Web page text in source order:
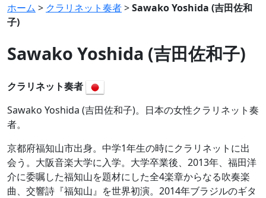
ホーム > クラリネット奏者>Sawako Yoshida (吉田佐和
子)
Sawako Yoshida (吉田佐和子)
クラリネット奏者
Sawako Yoshida (吉田佐和子)。日本の女性クラリネット奏
者。
京都府福知山市出身。中学1年生の時にクラリネットに出
会う。大阪音楽大学に入学。大学卒業後、2013年、福田洋
介に委嘱した福知山を題材にした全4楽章からなる吹奏楽
曲、交響詩『福知山』を世界初演。2014年ブラジルのギタ